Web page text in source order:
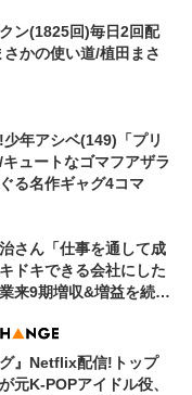
ン(1825回)毎日2回配
かの使い道/植田まさ
少年アシベ(149)「プリ
ュートなゴマフアザラ
る名作ギャグ4コマ
さん「仕事を通して成
ドキできる会社にした
来9期増収&増益を続け
』Netflix配信!トップ
元K-POPアイドル役、